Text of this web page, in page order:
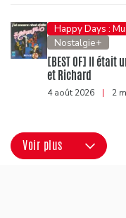
Happy Days :
Nostalgie+
[BEST OF] Il
et Richard
4 août 2026 | 2
Voir plus